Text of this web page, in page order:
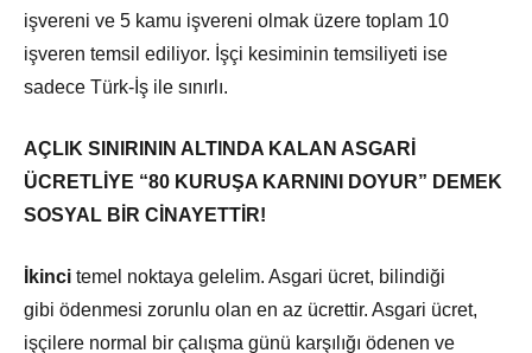
işvereni ve 5 kamu işvereni olmak üzere toplam 10
işveren temsil ediliyor. İşçi kesiminin temsiliyeti ise
sadece Türk-İş ile sınırlı.
AÇLIK SINIRININ ALTINDA KALAN ASGARİ
ÜCRETLİYE “80 KURUŞA KARNINI DOYUR” DEMEK
SOSYAL BİR CİNAYETTİR!
İkinci temel noktaya gelelim. Asgari ücret, bilindiği
gibi ödenmesi zorunlu olan en az ücrettir. Asgari ücret,
işçilere normal bir çalışma günü karşılığı ödenen ve